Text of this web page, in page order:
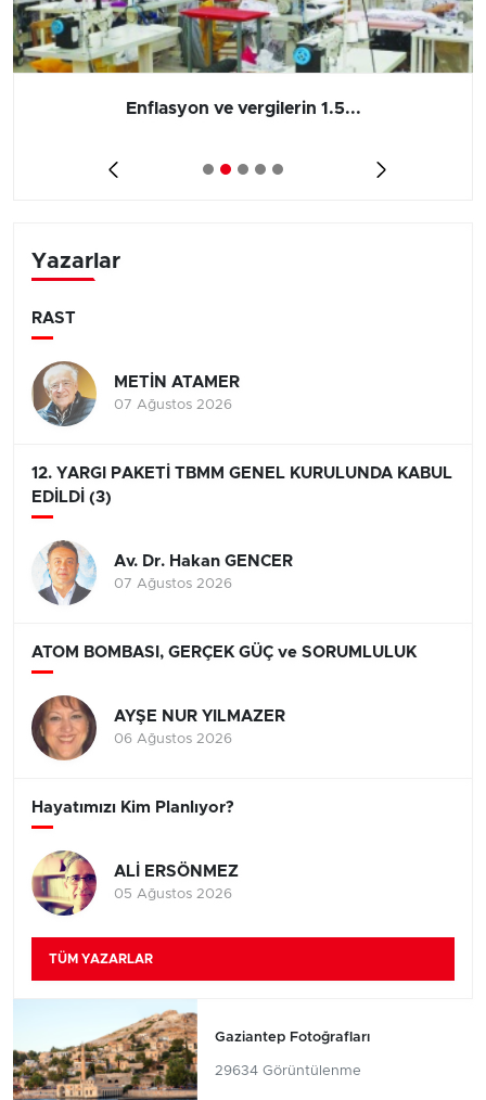
Enflasyon ve vergilerin 1.5...
Yazarlar
RAST
METİN ATAMER
07 Ağustos 2026
12. YARGI PAKETİ TBMM GENEL KURULUNDA KABUL
EDİLDİ (3)
Av. Dr. Hakan GENCER
07 Ağustos 2026
ATOM BOMBASI, GERÇEK GÜÇ ve SORUMLULUK
AYŞE NUR YILMAZER
06 Ağustos 2026
Hayatımızı Kim Planlıyor?
ALİ ERSÖNMEZ
05 Ağustos 2026
TÜM YAZARLAR
Gaziantep Fotoğrafları
29634 Görüntülenme